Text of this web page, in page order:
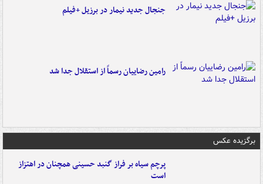
جنجال جدید نیمار در برزیل +فیلم
رامین رضاییان رسماً از استقلال جدا شد
برگزیده عکس
پرچم سیاه بر فراز گنبد حسینی همچنان در اهتزاز
است